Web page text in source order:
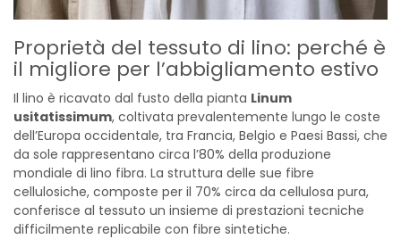
Proprietà del tessuto di lino: perché è
il migliore per l’abbigliamento estivo
Il lino è ricavato dal fusto della pianta Linum
usitatissimum, coltivata prevalentemente lungo le coste
dell’Europa occidentale, tra Francia, Belgio e Paesi Bassi, che
da sole rappresentano circa l’80% della produzione
mondiale di lino fibra. La struttura delle sue fibre
cellulosiche, composte per il 70% circa da cellulosa pura,
conferisce al tessuto un insieme di prestazioni tecniche
difficilmente replicabile con fibre sintetiche.